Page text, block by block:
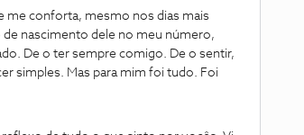
me conforta, mesmo nos dias mais
de nascimento dele no meu número,
De o ter sempre comigo. De o sentir,
simples. Mas para mim foi tudo. Foi